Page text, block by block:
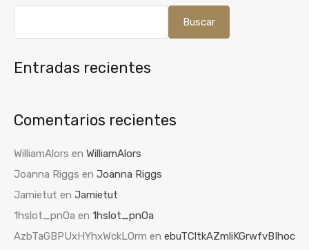
Buscar
Entradas recientes
Comentarios recientes
WilliamAlors en WilliamAlors
Joanna Riggs en Joanna Riggs
Jamietut en Jamietut
1hslot_pnOa en 1hslot_pnOa
AzbTaGBPUxHYhxWckLOrm en ebuTCltkAZmliKGrwfvBIhoc